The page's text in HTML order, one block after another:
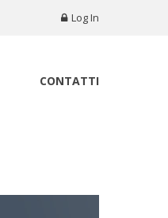
Log In
CONTATTI